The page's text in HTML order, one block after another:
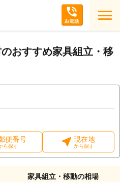
おすすめ家具組立・移
便番号
ら探す
現在地
から探す
家具組立・移動の相場